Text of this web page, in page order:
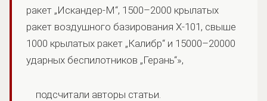
ракет „Искандер-М“, 1500–2000 крылатых
ракет воздушного базирования Х-101, свыше
1000 крылатых ракет „Калибр“ и 15000–20000
ударных беспилотников „Герань“»,
подсчитали авторы статьи.